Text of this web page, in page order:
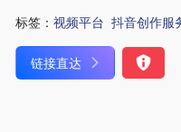
标签： 视频平台 抖音创作服
链接直达